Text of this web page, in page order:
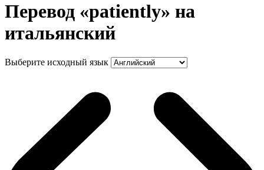
Перевод «patiently» на
итальянский
Выберите исходный язык